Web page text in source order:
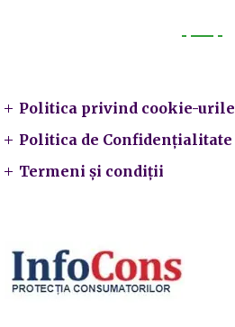
Politica privind cookie-urile
Politica de Confidențialitate
Termeni și condiții